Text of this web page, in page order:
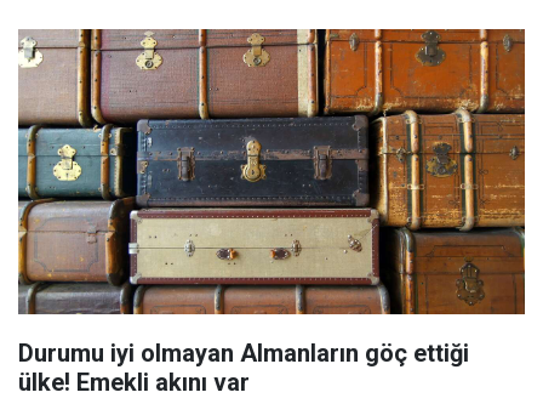
Durumu iyi olmayan Almanların göç ettiği
ülke! Emekli akını var